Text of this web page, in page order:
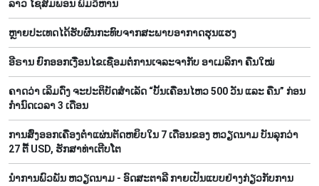
ລາວ ໄຊສົມພອນ ພົມວິຫານ
ຫຼາຍປະເທດໄດ້ຮັບຜົນກະທົບຈາກສະພາບອາກາດຮຸນແຮງ
ອີຣານ ຍົກອອກເງື່ອນໄຂເຊື່ອມຕໍ່ການເຈລະຈາກັບ ອາເມລິກາ ຄືນໃໝ່
ຄາດວ່າ ເລິມດົ່ງ ຈະປະຕິບັດສຳເລັດ “ບັ້ນເຄື່ອນໄຫວ 500 ວັນ ແລະ ຄືນ” ກ່ອນ
ກຳນົດເວລາ 3 ເດືອນ
ການສົ່ງອອກເຄື່ອງຕ່ຳແຜ່ນຕັດຫຍິບໃນ 7 ເດືອນຂອງ ຫວຽດນາມ ບັນລຸກວ່າ
27 ຕື້ USD, ຮັກສາທ່າເຕີບໂຕ
ນຳການພົວພັນ ຫວຽດນາມ - ອົດສະຕາລີ ກາຍເປັນແບບຢ່າງກ່ຽວກັບການ